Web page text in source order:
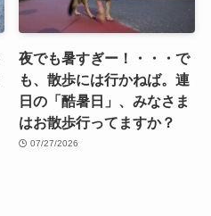
夜でも暑すぎー！・・・で
も、散歩には行かねば。連
日の「酷暑日」、みなさま
はお散歩行ってますか？
07/27/2026